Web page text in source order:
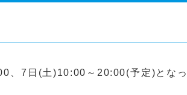
、7日(土)10:00～20:00(予定)とな